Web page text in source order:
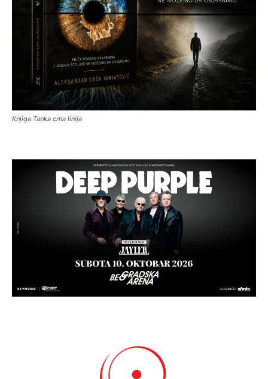
Knjiga Tanka crna linija